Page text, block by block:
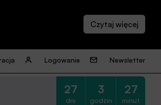
Logowanie Newsletter
27
dni
3
godzin
27
minut